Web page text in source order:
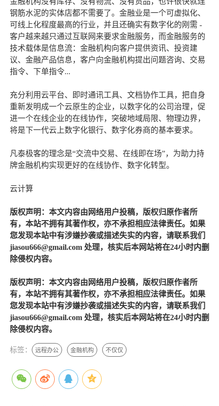
钢筋水泥的实体店都不需要了。金融业是一个可虚拟化、
可线上化程度最高的行业，并且还确实有数字化的刚需 -
客户越来越只通过互联网来要求金融服务，而金融服务的
技术载体是信息流：金融机构向客户提供资讯、投资建
议、金融产品信息，客户向金融机构提出问题咨询、交易
指令、下单指令...
充分利用云平台、即时通讯工具、文档协作工具，把自身
重新发明成一个云原生的企业，以数字化的公司治理，促
进一个在线企业的在线协作，突破地域局限、物理边界，
将是下一代云上数字化银行、数字化券商的基本要求。
凡泰极客的理念是“交流中交易、在线即在场”，为助力持
牌金融机构实现更好的在线协作、数字化转型。
云计算
版权声明：本文内容由网络用户投稿，版权归原作者所
有，本站不拥有其著作权，亦不承担相应法律责任。如果
您发现本站中有涉嫌抄袭或描述失实的内容，请联系我们
jiasou666@gmail.com 处理，核实后本网站将在24小时内删
除侵权内容。
版权声明：本文内容由网络用户投稿，版权归原作者所
有，本站不拥有其著作权，亦不承担相应法律责任。如果
您发现本站中有涉嫌抄袭或描述失实的内容，请联系我们
jiasou666@gmail.com 处理，核实后本网站将在24小时内删
除侵权内容。
标签： 远程办公 金融机构 不仅仅